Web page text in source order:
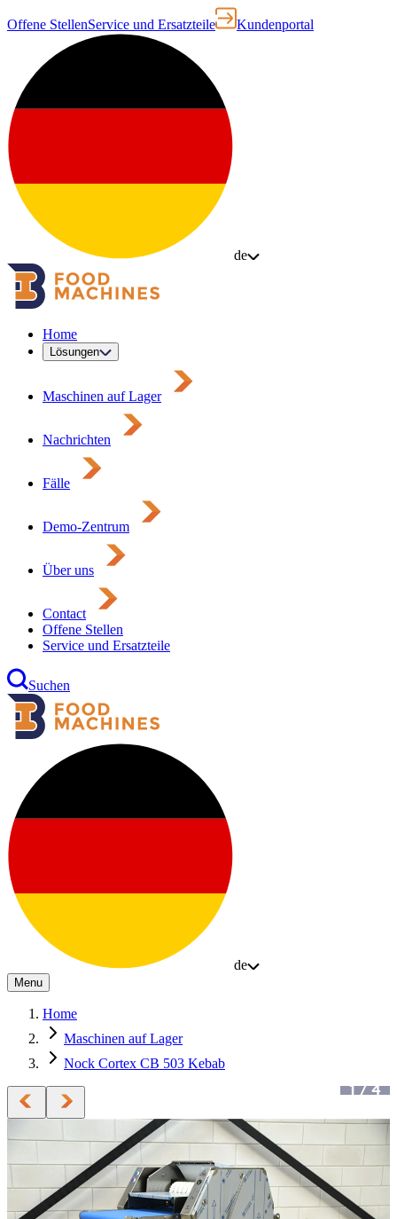
Offene StellenService und Ersatzteile Kundenportal
de
Home
Lösungen
Maschinen auf Lager
Nachrichten
Fälle
Demo-Zentrum
Über uns
Contact
Offene Stellen
Service und Ersatzteile
Suchen
de
Menu
Home
Maschinen auf Lager
Nock Cortex CB 503 Kebab
1/4